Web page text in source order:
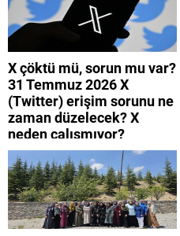
X çöktü mü, sorun mu var?
31 Temmuz 2026 X
(Twitter) erişim sorunu ne
zaman düzelecek? X
neden çalışmıyor?